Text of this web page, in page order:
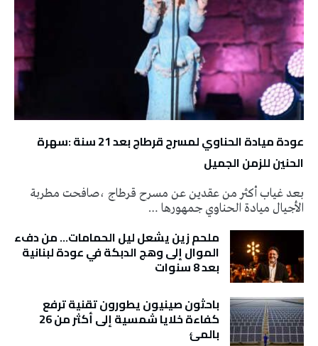
عودة ميادة الحناوي لمسرح قرطاج بعد 21 سنة :سهرة
الحنين للزمن الجميل
بعد غياب أكثر من عقدين عن مسرح قرطاج ،صافحت مطربة
الأجيال ميادة الحناوي جمهورها …
ملحم زين يشعل ليل الحمامات… من دفء
الموال إلى وهج الدبكة في عودة لبنانية
بعد 8 سنوات
باحثون صينيون يطورون تقنية ترفع
كفاءة خلايا شمسية إلى أكثر من 26
بالمئ